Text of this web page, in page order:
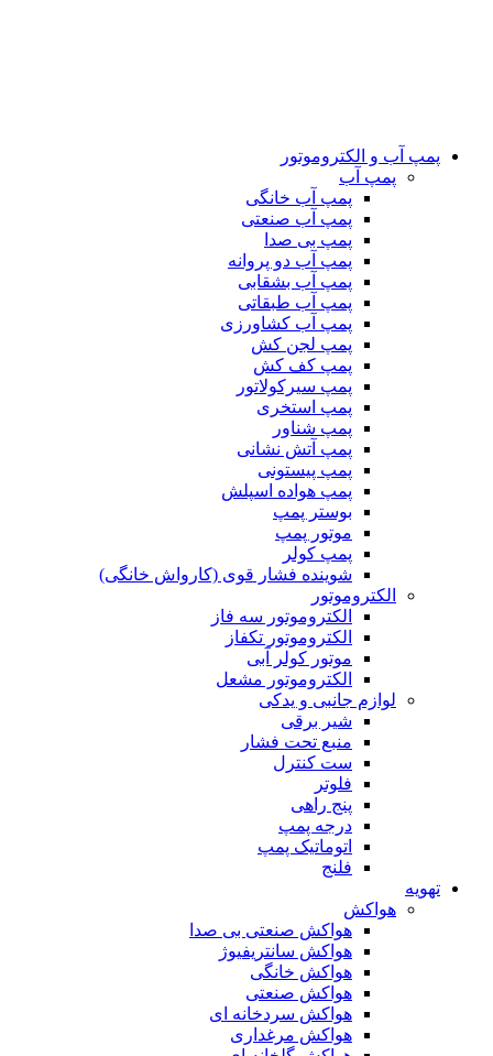
پمپ آب و الکتروموتور
پمپ آب
پمپ آب خانگی
پمپ آب صنعتی
پمپ بی صدا
پمپ آب دو پروانه
پمپ آب بشقابی
پمپ آب طبقاتی
پمپ آب کشاورزی
پمپ لجن کش
پمپ کف کش
پمپ سیرکولاتور
پمپ استخری
پمپ شناور
پمپ آتش نشانی
پمپ پیستونی
پمپ هواده اسپلش
بوستر پمپ
موتور پمپ
پمپ کولر
شوینده فشار قوی (کارواش خانگی)
الکتروموتور
الکتروموتور سه فاز
الکتروموتور تکفاز
موتور کولر آبی
الکتروموتور مشعل
لوازم جانبی و یدکی
شیر برقی
منبع تحت فشار
ست کنترل
فلوتر
پنج راهی
درجه پمپ
اتوماتیک پمپ
فلنج
تهویه
هواکش
هواکش صنعتی بی صدا
هواکش سانتریفیوژ
هواکش خانگی
هواکش صنعتی
هواکش سردخانه ای
هواکش مرغداری